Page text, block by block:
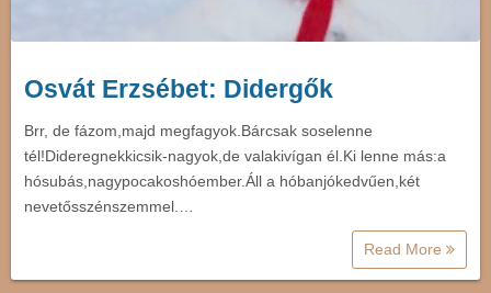
Osvát Erzsébet: Didergők
Brr, de fázom,majd megfagyok.Bárcsak soselenne
tél!Dideregnekkicsik-nagyok,de valakivígan él.Ki lenne más:a
hósubás,nagypocakoshóember.Áll a hóbanjókedvűen,két
nevetősszénszemmel.…
Read More